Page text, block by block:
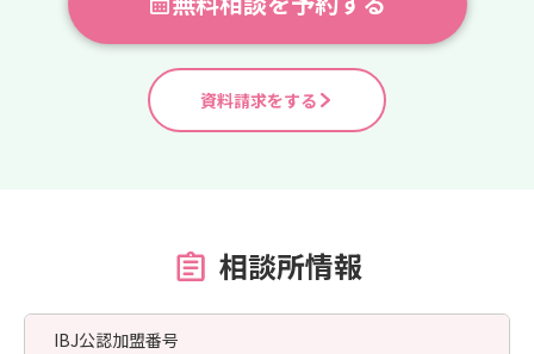
資料請求をする
相談所情報
IBJ公認加盟番号